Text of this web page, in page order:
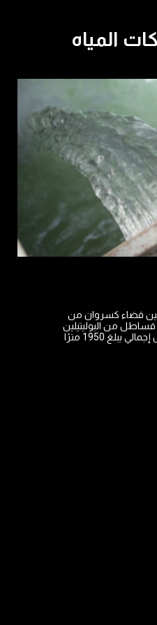
المياه
قضاء كسروان من
من البوليتيلين
(PE) في منطقة القطين، بطول إجمالي يبلغ 1950 مترًا